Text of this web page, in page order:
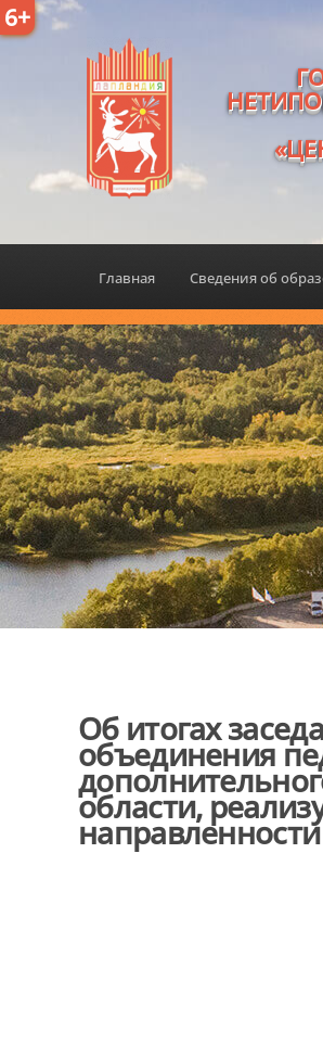
6+
Главная Сведения об
Об итогах
объединения
области,
направленности